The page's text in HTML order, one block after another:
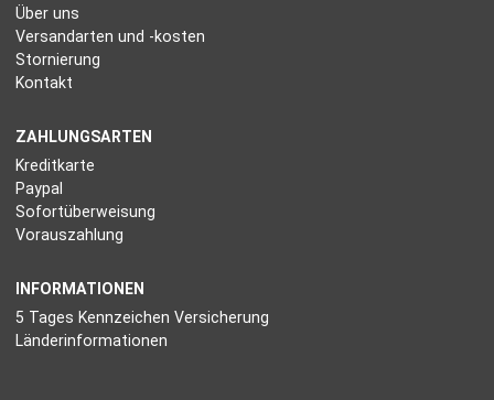
Über uns
Versandarten und -kosten
Stornierung
Kontakt
ZAHLUNGSARTEN
Kreditkarte
Paypal
Sofortüberweisung
Vorauszahlung
INFORMATIONEN
5 Tages Kennzeichen Versicherung
Länderinformationen